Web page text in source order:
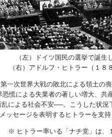
（左）ドイツ国民の選挙で誕生
（右）アドルフ・ヒトラー（１８
一次世界大戦の敗北による領土の
恐慌による失業者の著しい増大、共
乱による社会不安──。こうした状況
メッセージを表明するヒトラーを支
※ ヒトラー率いる「ナチ党」は、